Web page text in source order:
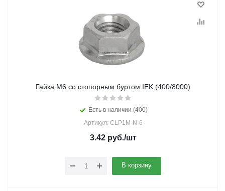
Гайка М6 со стопорным буртом IEK (400/8000)
Есть в наличии (400)
Артикул: CLP1M-N-6
3.42руб./шт
В корзину